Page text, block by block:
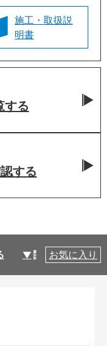
施工・取扱説
明書
する
する
関連部材・関連
お気に入り